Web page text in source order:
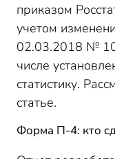
приказом
учетом
02.03.2018 №
числе
статистику.
статье.
Форма П-4: кто